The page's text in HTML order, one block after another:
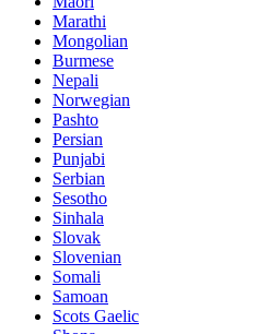
Marathi
Mongolian
Burmese
Nepali
Norwegian
Pashto
Persian
Punjabi
Serbian
Sesotho
Sinhala
Slovak
Slovenian
Somali
Samoan
Scots Gaelic